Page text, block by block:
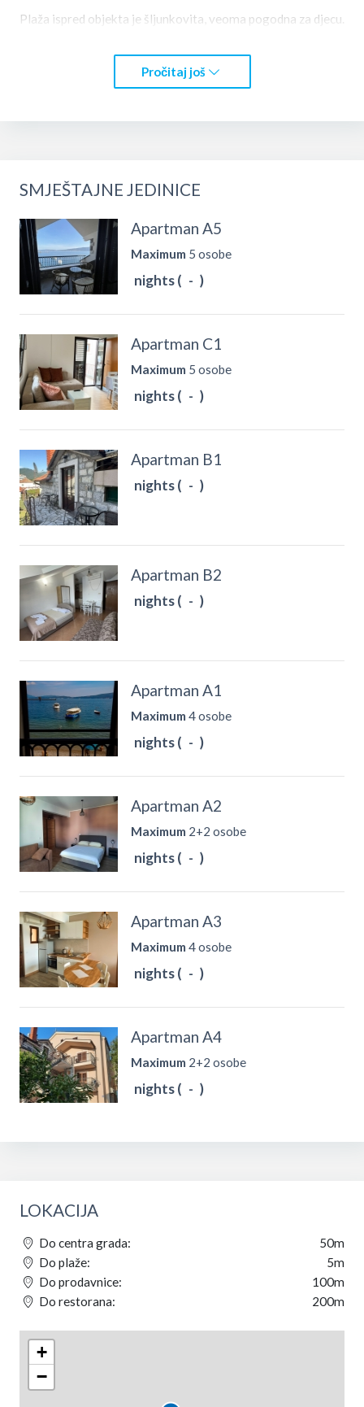
Plaža ispred objekta je šljunkovita, veoma pogodna za djecu.
banka, apoteka, ambulanta, dječije igralište i školsko
sportsko igralište.
Pročitaj još
SMJEŠTAJNE JEDINICE
Apartman A5
Maximum 5 osobe
nights ( - )
Apartman C1
Maximum 5 osobe
nights ( - )
Apartman B1
nights ( - )
Apartman B2
nights ( - )
Apartman A1
Maximum 4 osobe
nights ( - )
Apartman A2
Maximum 2+2 osobe
nights ( - )
Apartman A3
Maximum 4 osobe
nights ( - )
Apartman A4
Maximum 2+2 osobe
nights ( - )
LOKACIJA
Do centra grada:
50m
Do plaže:
5m
Do prodavnice:
100m
Do restorana:
200m
+
−